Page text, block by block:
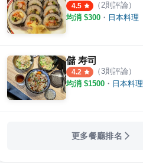
4.5 （2則評論）
均消 $300 ・ 日本料理
儲 寿司
4.2 （3則評論）
均消 $1500 ・ 日本料理
更多餐廳排名